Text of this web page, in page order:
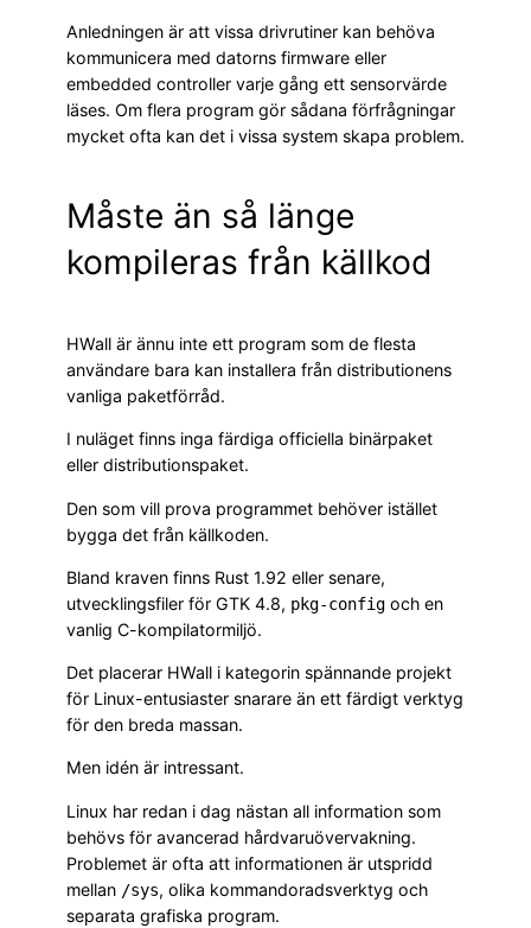
Anledningen är att vissa drivrutiner kan behöva
kommunicera med datorns firmware eller
embedded controller varje gång ett sensorvärde
läses. Om flera program gör sådana förfrågningar
mycket ofta kan det i vissa system skapa problem.
Måste än så länge
kompileras från källkod
HWall är ännu inte ett program som de flesta
användare bara kan installera från distributionens
vanliga paketförråd.
I nuläget finns inga färdiga officiella binärpaket
eller distributionspaket.
Den som vill prova programmet behöver istället
bygga det från källkoden.
Bland kraven finns Rust 1.92 eller senare,
utvecklingsfiler för GTK 4.8, pkg-config och en
vanlig C-kompilatormiljö.
Det placerar HWall i kategorin spännande projekt
för Linux-entusiaster snarare än ett färdigt verktyg
för den breda massan.
Men idén är intressant.
Linux har redan i dag nästan all information som
behövs för avancerad hårdvaruövervakning.
Problemet är ofta att informationen är utspridd
mellan /sys, olika kommandoradsverktyg och
separata grafiska program.